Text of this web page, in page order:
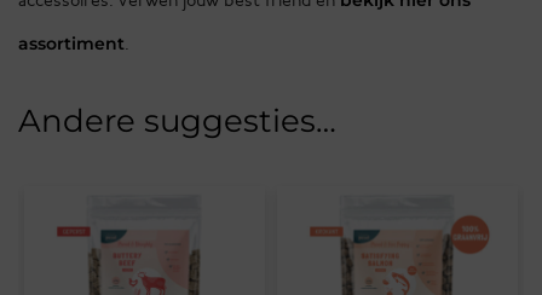
assortiment.
Andere suggesties…